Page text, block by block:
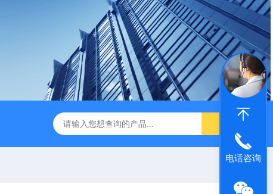
SSM-V玻璃应力仪 DR-590-III内应力分析仪 铅笔划痕硬度
电话咨询